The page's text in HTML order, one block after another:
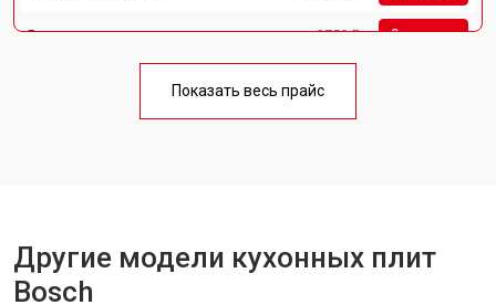
Ремонт электропроводки от 2750 ₽ Заказать
Ремонт чугунной конфорки от 2600 ₽
Показать весь прайс
Другие модели кухонных плит
Bosch